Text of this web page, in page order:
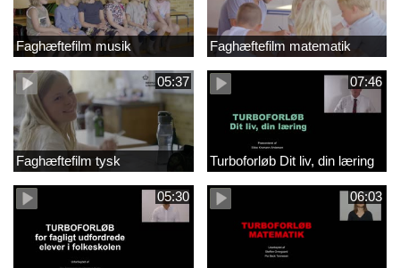
Faghæftefilm musik Faghæftefilm matematik
05:37
Faghæftefilm tysk
07:46
Turboforløb Dit liv, din læring
05:30 06:03